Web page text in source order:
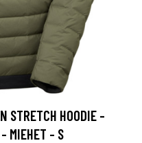
STRETCH HOODIE -
MIEHET - S